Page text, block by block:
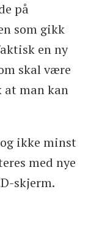
på
som gikk
en ny
skal være
man kan
ikke minst
med nye
skjerm.